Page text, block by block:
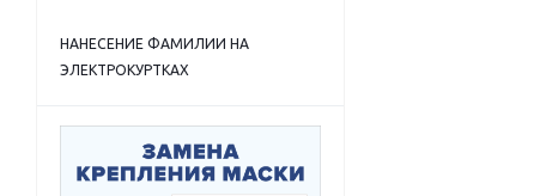
НАНЕСЕНИЕ ФАМИЛИИ НА
ЭЛЕКТРОКУРТКАХ